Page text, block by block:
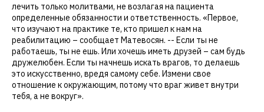
лечить только молитвами, не возлагая на пациента
определенные обязанности и ответственность. «Первое,
что изучают на практике те, кто пришел к нам на
реабилитацию – сообщает Матевосян. -- Если ты не
работаешь, ты не ешь. Или хочешь иметь друзей – сам будь
дружелюбен. Если ты начнешь искать врагов, то делаешь
это искусственно, вредя самому себе. Измени свое
отношение к окружающим, потому что враг живет внутри
тебя, а не вокруг».